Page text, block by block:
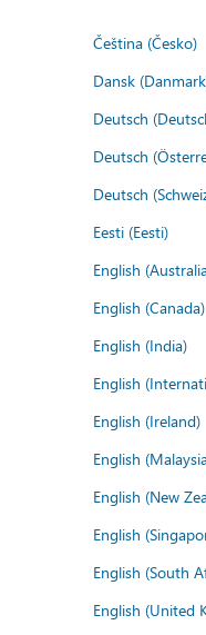
Čeština (Česko)
Dansk
Deutsch
Deutsch
Deutsch
Eesti (Eesti)
English
English (Canada)
English (India)
English
English (Ireland)
English
English (New
English
English (South
English (United